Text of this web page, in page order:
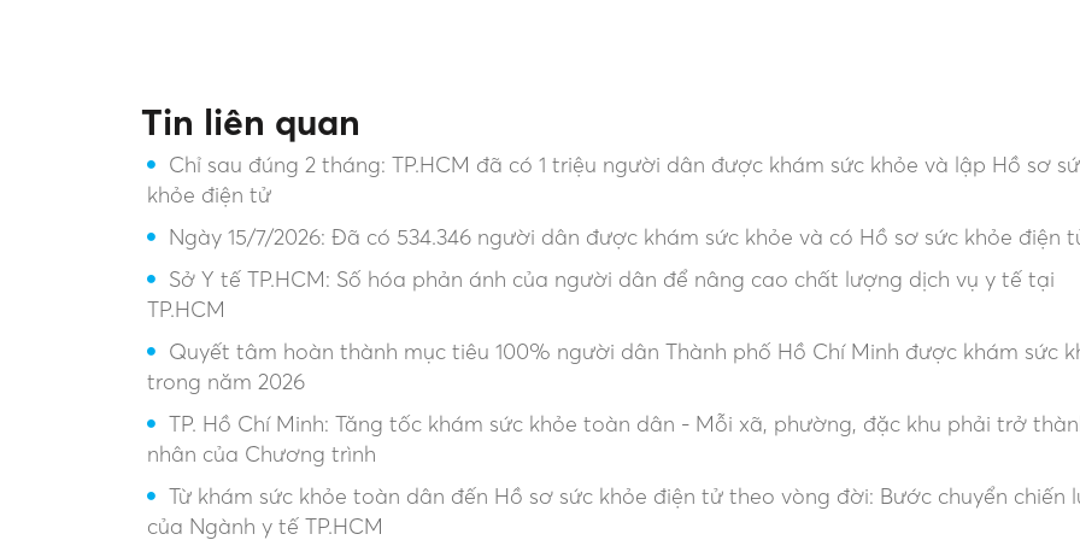
Tin liên quan
Chỉ sau đúng 2 tháng: TP.HCM đã có 1 triệu người dân được khám sức khỏe và lập Hồ sơ
khỏe điện tử
Ngày 15/7/2026: Đã có 534.346 người dân được khám sức khỏe và có Hồ sơ sức khỏe điện
Sở Y tế TP.HCM: Số hóa phản ánh của người dân để nâng cao chất lượng dịch vụ y tế tại
TP.HCM
Quyết tâm hoàn thành mục tiêu 100% người dân Thành phố Hồ Chí Minh được khám sức
trong năm 2026
TP. Hồ Chí Minh: Tăng tốc khám sức khỏe toàn dân - Mỗi xã, phường, đặc khu phải trở
nhân của Chương trình
Từ khám sức khỏe toàn dân đến Hồ sơ sức khỏe điện tử theo vòng đời: Bước chuyển chiến
của Ngành y tế TP.HCM